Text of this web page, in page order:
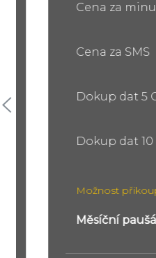
Cena za minutu
Cena za SMS
Dokup dat 5 GB
Dokup dat 10 GB
Možnost přikoupit
Měsíční paušál